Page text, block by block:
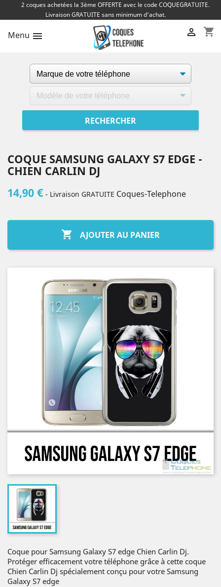
2 coques achetées la 3ème OFFERTE avec le code COQUEGRATUITE.
Livraison GRATUITE sans minimum d'achat.
Menu  shopping_cart

COQUE SAMSUNG GALAXY S7 EDGE -
CHIEN CARLIN DJ
14,90 € - Livraison GRATUITE Coques-Telephone
 AJOUTER AU PANIER
Coque pour Samsung Galaxy S7 edge Chien Carlin Dj.
Protéger efficacement votre téléphone grâce à cette coque
Chien Carlin Dj spécialement conçu pour votre Samsung
Galaxy S7 edge